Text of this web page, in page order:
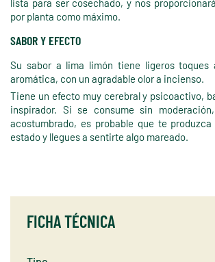
lista para ser cosechado, y nos
por planta como máximo.
SABOR Y EFECTO
Su sabor a lima limón tiene ligeros toques
aromática, con un agradable olor a incienso.
Tiene un efecto muy cerebral y psicoactivo,
inspirador. Si se consume sin
acostumbrado, es probable que te
estado y llegues a sentirte algo mareado.
FICHA TÉCNICA